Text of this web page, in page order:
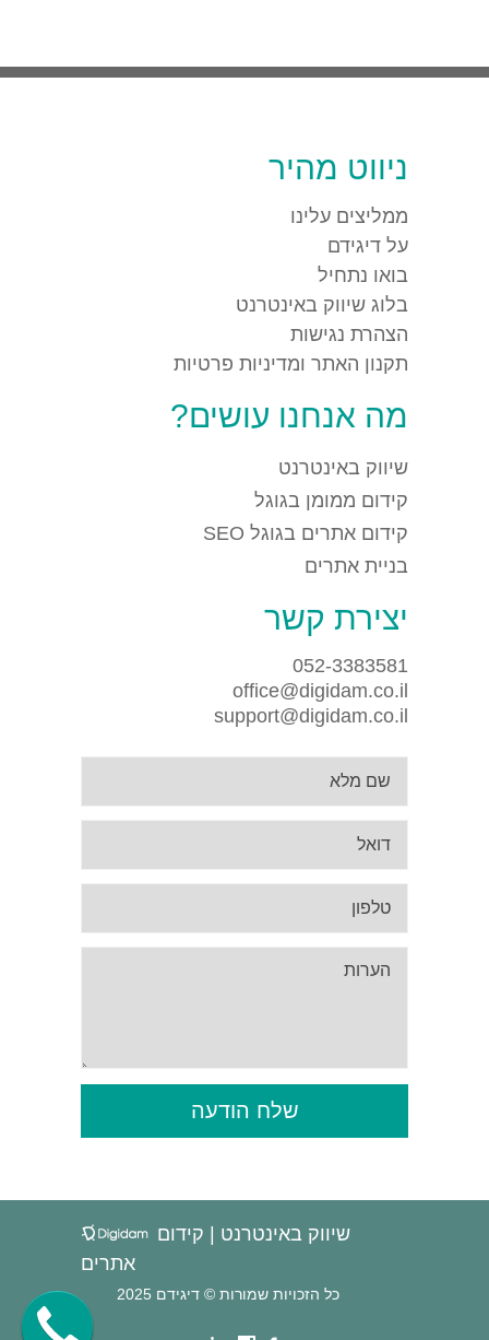
ניווט מהיר
ממליצים עלינו
על דיגידם
בואו נתחיל
בלוג שיווק באינטרנט
הצהרת נגישות
תקנון האתר ומדיניות פרטיות
מה אנחנו עושים?
שיווק באינטרנט
קידום ממומן בגוגל
קידום אתרים בגוגל SEO
בניית אתרים
יצירת קשר
052-3383581
office@digidam.co.il
support@digidam.co.il
שלח הודעה
שיווק באינטרנט | קידום
אתרים
כל הזכויות שמורות © דיגידם 2025